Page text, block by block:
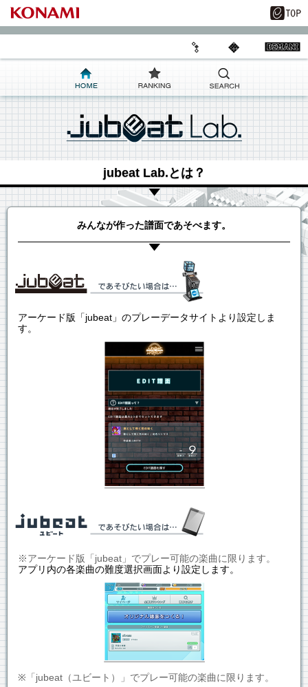
jubeat Lab.とは？
みんなが作った譜面であそべます。
アーケード版「jubeat」のプレーデータサイトより設定しま
す。
※アーケード版「jubeat」でプレー可能の楽曲に限ります。
アプリ内の各楽曲の難度選択画面より設定します。
※「jubeat（ユビート）」でプレー可能の楽曲に限ります。